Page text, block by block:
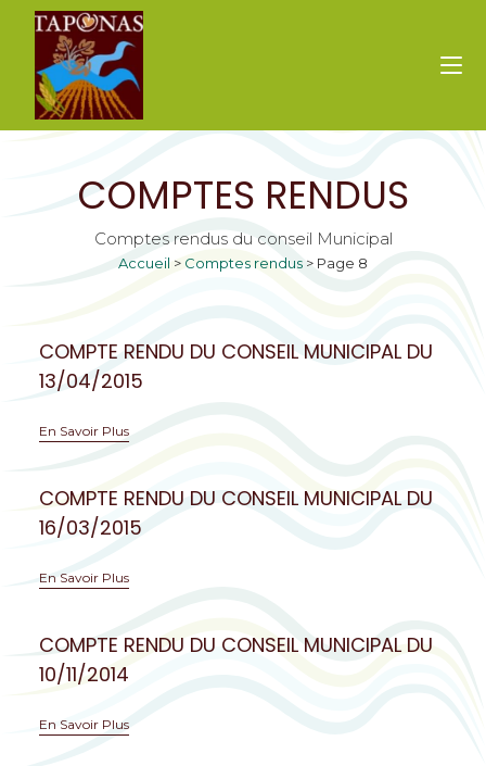
COMPTES RENDUS
Comptes rendus du conseil Municipal
Accueil > Comptes rendus > Page 8
COMPTE RENDU DU CONSEIL MUNICIPAL DU
13/04/2015
En Savoir Plus
COMPTE RENDU DU CONSEIL MUNICIPAL DU
16/03/2015
En Savoir Plus
COMPTE RENDU DU CONSEIL MUNICIPAL DU
10/11/2014
En Savoir Plus